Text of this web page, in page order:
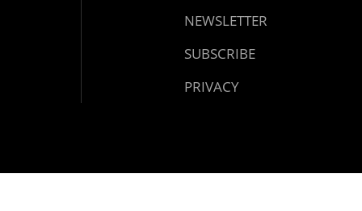
NEWSLETTER
SUBSCRIBE
PRIVACY